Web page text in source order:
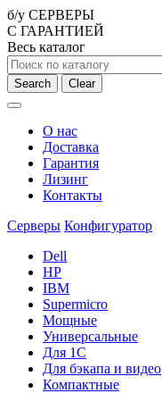
б/у СЕРВЕРЫ
С ГАРАНТИЕЙ
Весь каталог
Search Clear
О нас
Доставка
Гарантия
Лизинг
Контакты
Серверы Конфигуратор
Dell
HP
IBM
Supermicro
Мощные
Универсальные
Для 1С
Для бэкапа и видео
Компактные